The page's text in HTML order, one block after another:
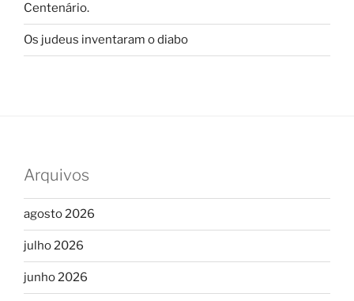
Centenário.
Os judeus inventaram o diabo
Arquivos
agosto 2026
julho 2026
junho 2026